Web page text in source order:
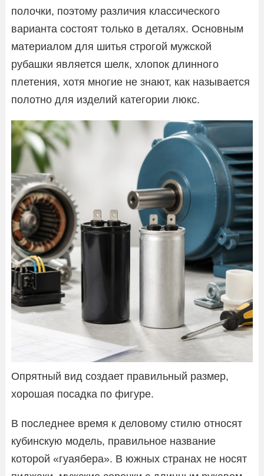
полочки, поэтому различия классического
варианта состоят только в деталях. Основным
материалом для шитья строгой мужской
рубашки является шелк, хлопок длинного
плетения, хотя многие не знают, как называется
полотно для изделий категории люкс.
Опрятный вид создает правильный размер,
хорошая посадка по фигуре.
В последнее время к деловому стилю относят
кубинскую модель, правильное название
которой «гуаябера». В южных странах не носят